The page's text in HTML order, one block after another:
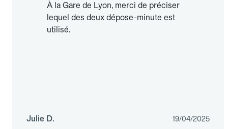
À la Gare de Lyon, merci de préciser
lequel des deux dépose-minute est
utilisé.
Julie D. 19/04/2025